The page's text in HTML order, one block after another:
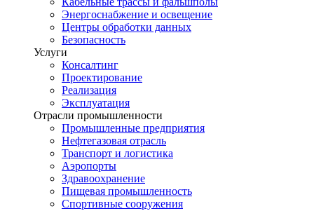
Энергоснабжение и освещение
Центры обработки данных
Безопасность
Услуги
Консалтинг
Проектирование
Реализация
Эксплуатация
Отрасли промышленности
Промышленные предприятия
Нефтегазовая отрасль
Транспорт и логистика
Аэропорты
Здравоохранение
Пищевая промышленность
Спортивные сооружения